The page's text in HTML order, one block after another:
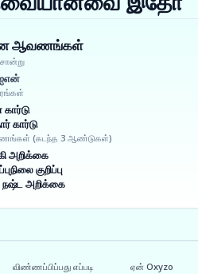
ஆவணங்கள்
கார்டு
(கடந்த 3 ஆண்டுகள்)
அறிக்கை
குறிப்பு
நஷ்ட அறிக்கை
விண்ணப்பிப்பது எப்படி ஏன் Oxyzo